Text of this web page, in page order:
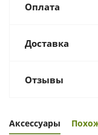
Оплата
Доставка
Отзывы
Аксессуары